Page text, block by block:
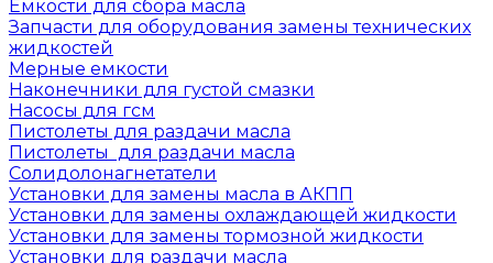
Емкости для сбора масла
Запчасти для оборудования замены технических
жидкостей
Мерные емкости
Наконечники для густой смазки
Насосы для гсм
Пистолеты для раздачи масла
Пистолеты для раздачи масла
Солидолонагнетатели
Установки для замены масла в АКПП
Установки для замены охлаждающей жидкости
Установки для замены тормозной жидкости
Установки для раздачи масла